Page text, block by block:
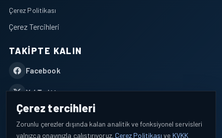
Çerez Politikası
Çerez Tercihleri
TAKIPTE KALIN
Facebook
X / Twitter
YouTube
WhatsApp
Çerez tercihleri
Zorunlu çerezler dışında kalan analitik ve fonksiyonel servisleri
yalnızca onayınızla çalıştırıyoruz. Çerez Politikası ve KVKK